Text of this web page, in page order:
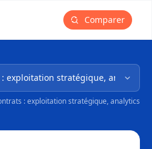
Comparer
: exploitation stratégique, analytics